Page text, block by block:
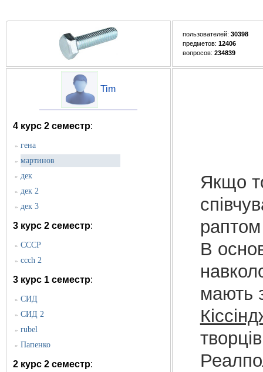
пользователей: 30398
предметов: 12406
вопросов: 234839
Tim
4 курс 2 семестр:
» гена
» мартинов
» дек
» дек 2
» дек 3
3 курс 2 семестр:
» СССР
» ccch 2
3 курс 1 семестр:
» CИД
» СИД 2
» rubel
» Папенко
2 курс 2 семестр:
Якщо
В
мають